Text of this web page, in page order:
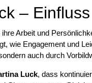
–
ihre Arbeit und
wie Engagement und
auch durch
Luck, dass